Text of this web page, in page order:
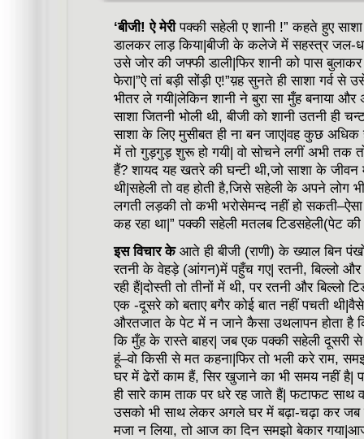
‘बीजी! ऐ मेरीपक्की सहेली ए शानी !” कहते हुए
डालकर लाड़ किया|बीजी के कलेजे में सहस्त्र जल-
उसे जोर की जफ्फी डाली|फिर शानी को पास
फेरा|”ऐ तां बड़ी सोंड़ी ए!”य़ह सुनते ही साशा गर्व
भीतर ले गयी|लेकिन शानी ने बुरा सा मुँह बनाया
साशा जितनी भोली थी, बीजी को शानी उतनी ही
साशा के लिए मुसीबत ही ना बन जाए|वह कुछ
में तो गुड़गुड़ शुरू हो गयी| वो सोचने लगीं अभी तक
हैं? शायद यह खतरे की घन्टी थी,जो साशा के
थी|सहेली तो वह होती है,जिसे सहेली के अपने लोग
लगती लड़की तो कभी भरोसेमन्द नहीं हो
कह रहा था|” पक्की सहेली मतलब टिडसहेली(पेट की
इस विचार केआते ही बीजी (राणी) के ख्याल बिन
रतनी के वेहड़े (आंगन)में पहुँच गए| रतनी, बिल्लो और
रही हैं|दोस्ती तो तीनों में थी, पर रतनी और बिल्लो
एक -दूसरे को बताए बगैर कोई बात नहीं पचती
औरतजात के पेट में न जाने कैसा उथलापन होता है
कि मुँह के रास्ते बाहर| जब एक पक्की सहेली दूसरी
हूं–वो किसी से मत कहना|फिर तो भली करे राम,
घर में ढेरों काम हैं, सिर खुजाने का भी समय नहीं है|
ही सारे काम ताक पर धरे रह जाते हैं| फटाफट
उसको भी साथ लेकर अगले घर में बढ़ा-चढ़ा कर
मजा न लिया, तो आज का दिन समझो बेकार